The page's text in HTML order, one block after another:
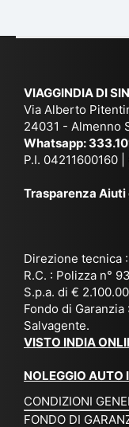
VIAGGINDIA DI
Via Alberto
24031 - Almenno
Whatsapp:
P.I. 04211600160
Trasparenza
Direzione tecnica
R.C. : Polizza n°
S.p.a. di €
Fondo di
Salvagente.
VISTO INDIA
NOLEGGIO AUTO
CONDIZIONI
FONDO DI